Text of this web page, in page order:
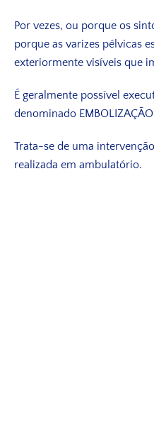
Por vezes, ou porque os
porque as varizes pélvicas
exteriormente visíveis que
É geralmente possível
denominado EMBOLIZAÇÃO
Trata-se de uma
realizada em ambulatório.